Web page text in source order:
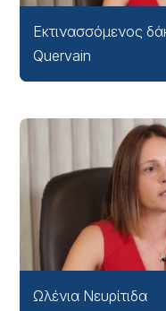
Εκτινασσόμενος
Quervain
Ωλένια Νευρίτιδα